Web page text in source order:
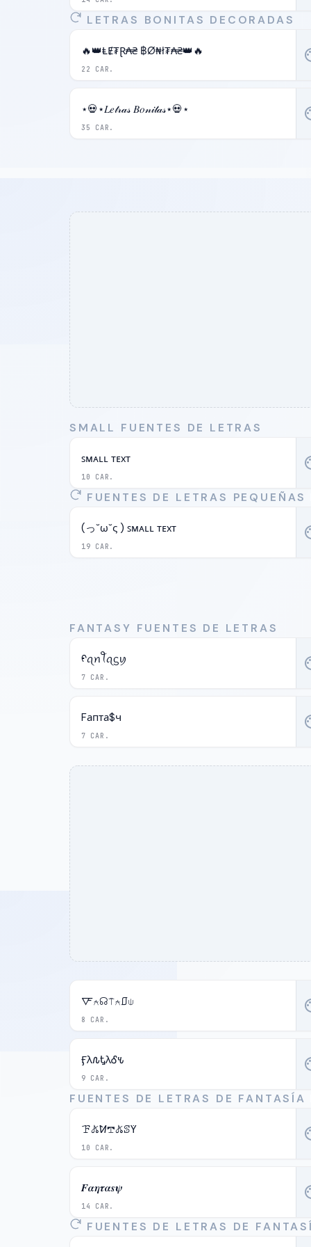
LETRAS BONITAS DECORADAS
22 CAR.
🔥👑ⱠɆ₮Ɽ₳₴ ฿Ø₦ł₮₳₴👑🔥
35 CAR.
⋆💀⋆𝐿𝑒𝓉𝓇𝒶𝓈 𝐵𝑜𝓃𝒾𝓉𝒶𝓈⋆💀⋆
SMALL FUENTES DE LETRAS
10 CAR.
ꜱᴍᴀʟʟ ᴛᴇxᴛ
FUENTES DE LETRAS PEQUEÑAS
19 CAR.
(っ˘ω˘ς ) ꜱᴍᴀʟʟ ᴛᴇxᴛ
FANTASY FUENTES DE LETRAS
7 CAR.
ᠻꪖꪀꪻꪖᦓꪗ
7 CAR.
Fапта$ч
8 CAR.
🜅⍲☊⍑⍲⎎⍦
9 CAR.
Ӻλ𐒐ᎿλᎴ𐒍
FUENTES DE LETRAS DE FANTASÍA
10 CAR.
ꘘ𖤬ꛘ𖢧𖤬ꕷꚲ
14 CAR.
𝑭𝜶𝜼𝝉𝜶𝒔𝝍
FUENTES DE LETRAS DE